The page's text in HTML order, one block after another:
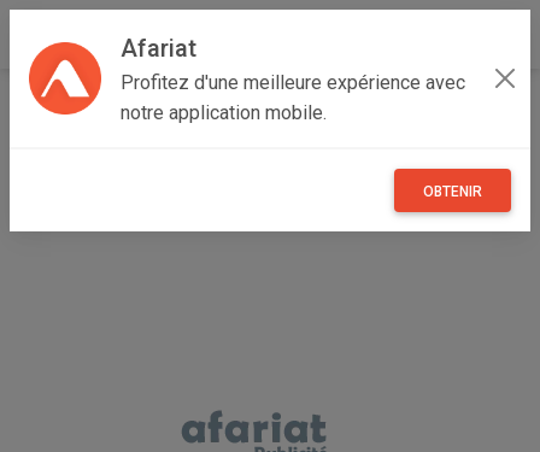
Afariat
Profitez d'une meilleure expérience avec
notre application mobile.
OBTENIR
Accueil Multimedia Grand Tunis